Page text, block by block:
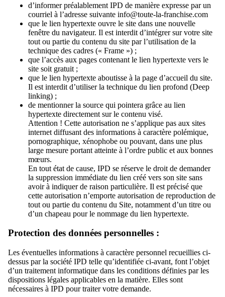
d’informer préalablement IPD de manière expresse par un
courriel à l’adresse suivante info@toute-la-franchise.com
que le lien hypertexte ouvre le site dans une nouvelle
fenêtre du navigateur. Il est interdit d’intégrer sur votre site
tout ou partie du contenu du site par l’utilisation de la
technique des cadres (« Frame ») ;
que l’accès aux pages contenant le lien hypertexte vers le
site soit gratuit ;
que le lien hypertexte aboutisse à la page d’accueil du site.
Il est interdit d’utiliser la technique du lien profond (Deep
linking) ;
de mentionner la source qui pointera grâce au lien
hypertexte directement sur le contenu visé.
Attention ! Cette autorisation ne s’applique pas aux sites
internet diffusant des informations à caractère polémique,
pornographique, xénophobe ou pouvant, dans une plus
large mesure portant atteinte à l’ordre public et aux bonnes
mœurs.
En tout état de cause, IPD se réserve le droit de demander
la suppression immédiate du lien créé vers son site sans
avoir à indiquer de raison particulière. Il est précisé que
cette autorisation n’emporte autorisation de reproduction de
tout ou partie du contenu du Site, notamment d’un titre ou
d’un chapeau pour le nommage du lien hypertexte.
Protection des données personnelles :
Les éventuelles informations à caractère personnel recueillies ci-
dessus par la société IPD telle qu’identifiée ci-avant, font l’objet
d’un traitement informatique dans les conditions définies par les
dispositions légales applicables en la matière. Elles sont
nécessaires à IPD pour traiter votre demande.